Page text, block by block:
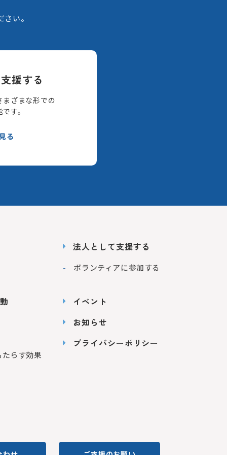
い。
援する
ざまな形での
す。
る
らす効果
法人として支援する
ボランティアに参加する
イベント
お知らせ
プライバシーポリシー